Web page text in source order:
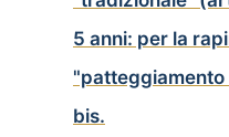
5 anni: per la
bis.